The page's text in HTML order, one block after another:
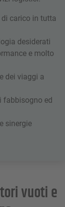
carico in tutta
desiderati
e molto
dei viaggi a
fabbisogno ed
sinergie
vuoti e